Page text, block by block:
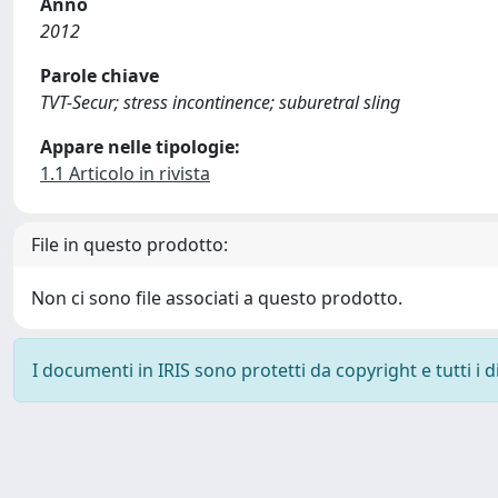
2012
Parole chiave
TVT-Secur; stress incontinence; suburetral sling
Appare nelle tipologie:
1.1 Articolo in rivista
File in questo prodotto:
Non ci sono file associati a questo prodotto.
I documenti in IRIS sono protetti da copyright e tutti i